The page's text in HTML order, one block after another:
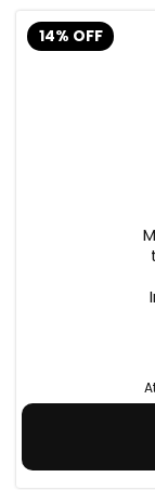
14% OFF